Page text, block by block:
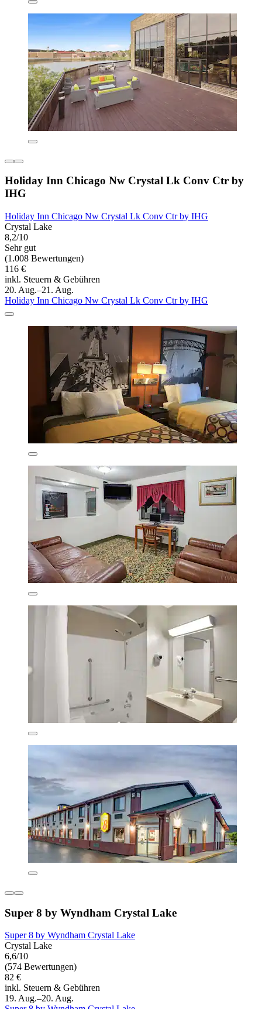
Holiday Inn Chicago Nw Crystal Lk Conv Ctr by
IHG
Holiday Inn Chicago Nw Crystal Lk Conv Ctr by IHG
Crystal Lake
8,2/10
Sehr gut
(1.008 Bewertungen)
116 €
inkl. Steuern & Gebühren
20. Aug.–21. Aug.
Holiday Inn Chicago Nw Crystal Lk Conv Ctr by IHG
Super 8 by Wyndham Crystal Lake
Super 8 by Wyndham Crystal Lake
Crystal Lake
6,6/10
(574 Bewertungen)
82 €
inkl. Steuern & Gebühren
19. Aug.–20. Aug.